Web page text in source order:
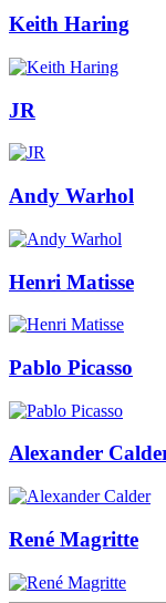
Keith Haring
JR
Andy Warhol
Henri Matisse
Pablo Picasso
Alexander
René Magritte